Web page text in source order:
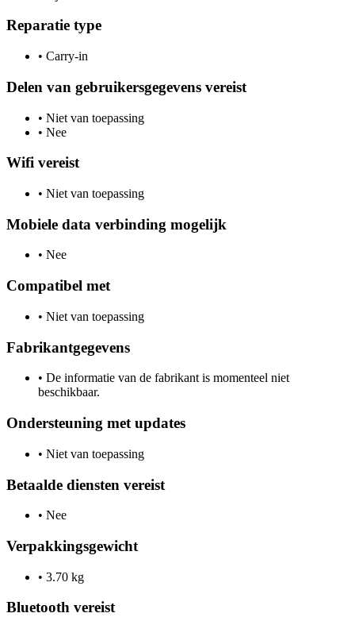
Reparatie type
• Carry-in
Delen van gebruikersgegevens vereist
• Niet van toepassing
• Nee
Wifi vereist
• Niet van toepassing
Mobiele data verbinding mogelijk
• Nee
Compatibel met
• Niet van toepassing
Fabrikantgegevens
• De informatie van de fabrikant is momenteel niet
beschikbaar.
Ondersteuning met updates
• Niet van toepassing
Betaalde diensten vereist
• Nee
Verpakkingsgewicht
• 3.70 kg
Bluetooth vereist